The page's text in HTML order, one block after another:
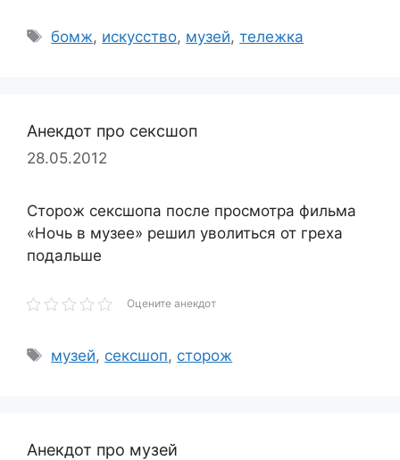
Метки
бомж, искусство, музей,тележка
Анекдот про сексшоп
28.05.2012
Сторож сексшопа после просмотра фильма
«Ночь в музее» решил уволиться от греха
подальше
Оцените анекдот
Метки
музей, сексшоп, сторож
Анекдот про музей